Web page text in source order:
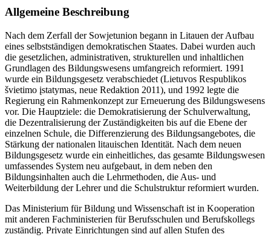
Allgemeine Beschreibung
Nach dem Zerfall der Sowjetunion begann in Litauen der Aufbau
eines selbstständigen demokratischen Staates. Dabei wurden auch
die gesetzlichen, administrativen, strukturellen und inhaltlichen
Grundlagen des Bildungswesens umfangreich reformiert. 1991
wurde ein Bildungsgesetz verabschiedet (Lietuvos Respublikos
švietimo įstatymas, neue Redaktion 2011), und 1992 legte die
Regierung ein Rahmenkonzept zur Erneuerung des Bildungswesens
vor. Die Hauptziele: die Demokratisierung der Schulverwaltung,
die Dezentralisierung der Zuständigkeiten bis auf die Ebene der
einzelnen Schule, die Differenzierung des Bildungsangebotes, die
Stärkung der nationalen litauischen Identität. Nach dem neuen
Bildungsgesetz wurde ein einheitliches, das gesamte Bildungswesen
umfassendes System neu aufgebaut, in dem neben den
Bildungsinhalten auch die Lehrmethoden, die Aus- und
Weiterbildung der Lehrer und die Schulstruktur reformiert wurden.
Das Ministerium für Bildung und Wissenschaft ist in Kooperation
mit anderen Fachministerien für Berufsschulen und Berufskollegs
zuständig. Private Einrichtungen sind auf allen Stufen des